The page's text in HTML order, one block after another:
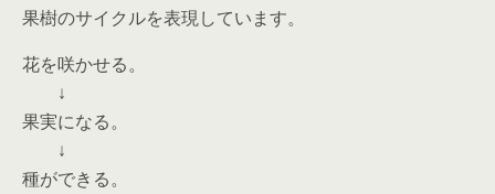
果樹のサイクルを表現しています。
花を咲かせる。
↓
果実になる。
↓
種ができる。